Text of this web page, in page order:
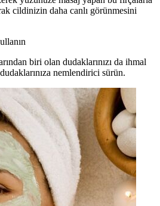
cildinizin daha canlı görünmesini
biri olan dudaklarınızı da ihmal
nemlendirici sürün.